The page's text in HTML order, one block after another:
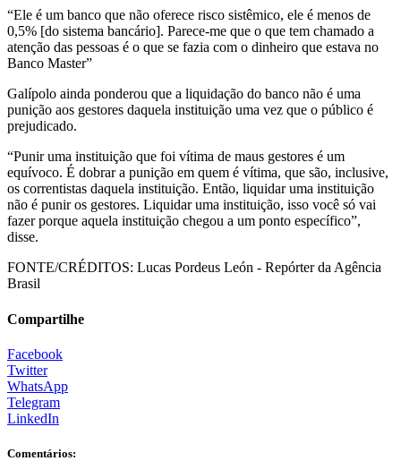
“Ele é um banco que não oferece risco sistêmico, ele é menos de
0,5% [do sistema bancário]. Parece-me que o que tem chamado a
atenção das pessoas é o que se fazia com o dinheiro que estava no
Banco Master”
Galípolo ainda ponderou que a liquidação do banco não é uma
punição aos gestores daquela instituição uma vez que o público é
prejudicado.
“Punir uma instituição que foi vítima de maus gestores é um
equívoco. É dobrar a punição em quem é vítima, que são, inclusive,
os correntistas daquela instituição. Então, liquidar uma instituição
não é punir os gestores. Liquidar uma instituição, isso você só vai
fazer porque aquela instituição chegou a um ponto específico”,
disse.
FONTE/CRÉDITOS: Lucas Pordeus León - Repórter da Agência
Brasil
Compartilhe
Facebook
Twitter
WhatsApp
Telegram
LinkedIn
Comentários: